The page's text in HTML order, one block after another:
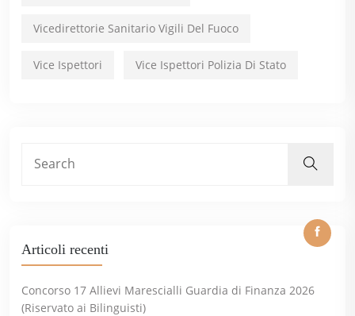
Vicedirettorie Sanitario Vigili Del Fuoco
Vice Ispettori Vice Ispettori Polizia Di Stato
Articoli recenti
Concorso 17 Allievi Marescialli Guardia di Finanza 2026
(Riservato ai Bilinguisti)